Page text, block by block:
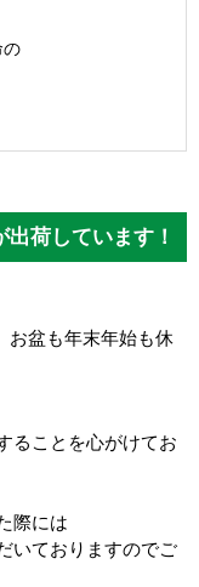
の
荷しています！
ることを心がけてお
際には
いておりますのでご